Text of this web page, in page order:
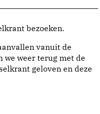
bezoeken.
vanuit de
we weer terug met de
geloven en deze